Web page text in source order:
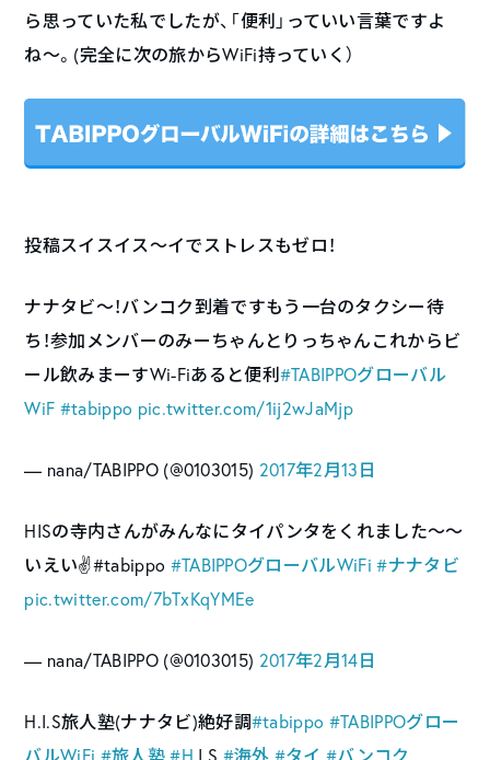
ら思っていた私でしたが、「便利」っていい言葉ですよ
ね〜。(完全に次の旅からWiFi持っていく）
投稿スイスイス〜イでストレスもゼロ！
ナナタビ〜！バンコク到着ですもう一台のタクシー待
ち！参加メンバーのみーちゃんとりっちゃんこれからビ
ール飲みまーすWi-Fiあると便利#TABIPPOグローバル
WiF #tabippo pic.twitter.com/1ij2wJaMjp
— nana/TABIPPO (@0103015) 2017年2月13日
HISの寺内さんがみんなにタイパンタをくれました〜〜
いえい✌️#tabippo #TABIPPOグローバルWiFi #ナナタビ
pic.twitter.com/7bTxKqYMEe
— nana/TABIPPO (@0103015) 2017年2月14日
H.I.S旅人塾(ナナタビ)絶好調#tabippo #TABIPPOグロー
バルWiFi #旅人塾 #H.I.S #海外 #タイ #バンコク